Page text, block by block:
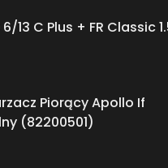
13 C Plus + FR Classic
Piorący Apollo If
(82200501)